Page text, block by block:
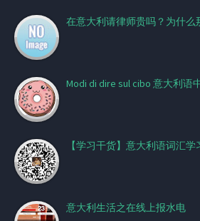
在意大利请律师贵吗？为什么
Modi di dire sul cibo 意大利语
【学习干货】意大利语词汇
意大利生活之在线上报水电